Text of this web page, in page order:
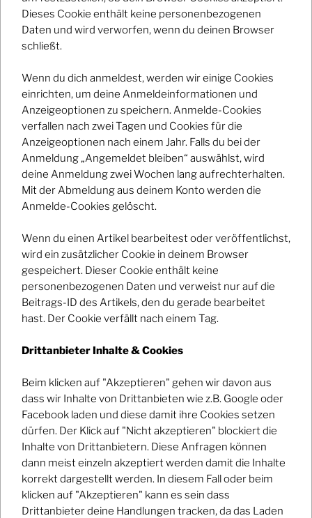
Verantwortlich für den Inhalt nach § 55
Abs. 2 RStV:
Simon Gehrig
Augsburger Str. 2
82256 Fürstenfeldbruck
Quellenangaben für die verwendeten
Bilder und Grafiken:
Die Quellen zu Bildern dritter finden Sie im jeweiligen
Artikel.
Haftungsausschluss:
Die Inhalte unserer Seiten wurden mit größter Sorgfalt
erstellt. Für die Richtigkeit, Vollständigkeit und
Aktualität der Inhalte können wir jedoch keine Gewähr
übernehmen. Als Diensteanbieter sind wir gemäß § 7
Abs.1 TMG für eigene Inhalte auf diesen Seiten nach
den allgemeinen Gesetzen verantwortlich. Nach §§ 8
bis 10 TMG sind wir als Diensteanbieter jedoch nicht
verpflichtet, übermittelte oder gespeicherte fremde
Dieses Cookie enthält keine personenbezogenen
Daten und wird verworfen, wenn du deinen Browser
schließt.
Wenn du dich anmeldest, werden wir einige Cookies
einrichten, um deine Anmeldeinformationen und
Anzeigeoptionen zu speichern. Anmelde-Cookies
verfallen nach zwei Tagen und Cookies für die
Anzeigeoptionen nach einem Jahr. Falls du bei der
Anmeldung „Angemeldet bleiben“ auswählst, wird
deine Anmeldung zwei Wochen lang aufrechterhalten.
Mit der Abmeldung aus deinem Konto werden die
Anmelde-Cookies gelöscht.
Wenn du einen Artikel bearbeitest oder veröffentlichst,
wird ein zusätzlicher Cookie in deinem Browser
gespeichert. Dieser Cookie enthält keine
personenbezogenen Daten und verweist nur auf die
Beitrags-ID des Artikels, den du gerade bearbeitet
hast. Der Cookie verfällt nach einem Tag.
Drittanbieter Inhalte & Cookies
Beim klicken auf "Akzeptieren" gehen wir davon aus
dass wir Inhalte von Drittanbieten wie z.B. Google oder
Facebook laden und diese damit ihre Cookies setzen
dürfen. Der Klick auf "Nicht akzeptieren" blockiert die
Inhalte von Drittanbietern. Diese Anfragen können
dann meist einzeln akzeptiert werden damit die Inhalte
korrekt dargestellt werden. In diesem Fall oder beim
klicken auf "Akzeptieren" kann es sein dass
Drittanbieter deine Handlungen tracken, da das Laden